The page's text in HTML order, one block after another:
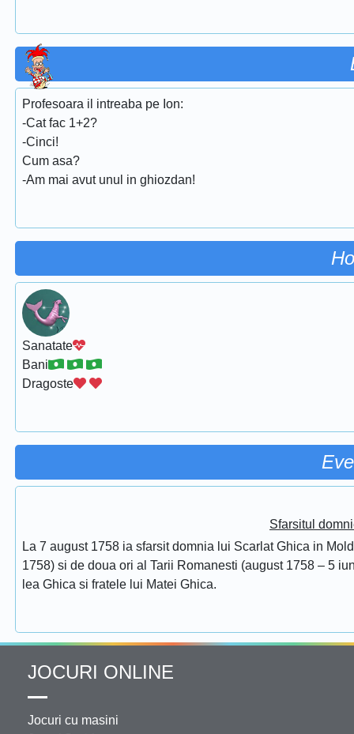
Profesoara il intreaba pe Ion:
-Cat fac 1+2?
-Cinci!
Cum asa?
-Am mai avut unul in ghiozdan!
Sanatate
Bani
Dragoste
Sfarsitul
La 7 august 1758 ia sfarsit domnia lui Scarlat Ghica in
1758) si de doua ori al Tarii Romanesti (august 1758 – 5
lea Ghica si fratele lui Matei Ghica.
JOCURI ONLINE
Jocuri cu masini